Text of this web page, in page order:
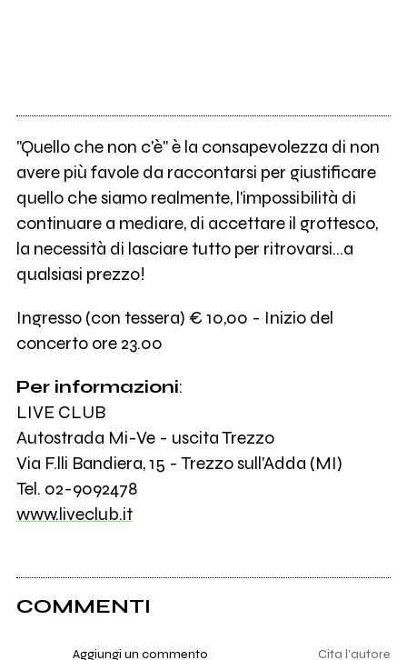
"Quello che non c'è" è la consapevolezza di non
avere più favole da raccontarsi per giustificare
quello che siamo realmente, l'impossibilità di
continuare a mediare, di accettare il grottesco,
la necessità di lasciare tutto per ritrovarsi...a
qualsiasi prezzo!
Ingresso (con tessera) € 10,00 - Inizio del
concerto ore 23.00
Per informazioni:
LIVE CLUB
Autostrada Mi-Ve - uscita Trezzo
Via F.lli Bandiera, 15 - Trezzo sull'Adda (MI)
Tel. 02-9092478
www.liveclub.it
COMMENTI
Aggiungi un commento Cita l'autore